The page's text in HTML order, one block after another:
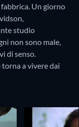
Un giorno
studio
non sono male,
di senso.
torna a vivere dai